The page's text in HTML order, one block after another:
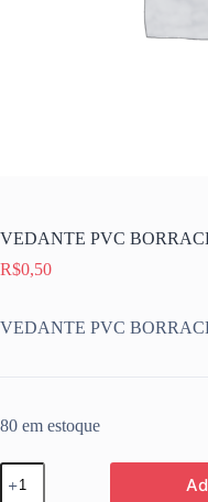
VEDANTE PVC
R$0,50
VEDANTE PVC
80 em estoque
VEDANTE
PVC